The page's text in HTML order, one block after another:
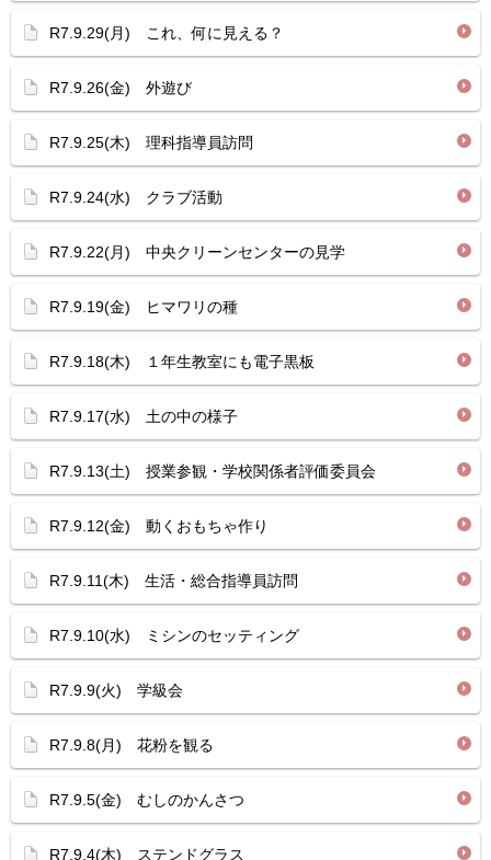
R7.9.29(月) これ、何に見える？
R7.9.26(金) 外遊び
R7.9.25(木) 理科指導員訪問
R7.9.24(水) クラブ活動
R7.9.22(月) 中央クリーンセンターの見学
R7.9.19(金) ヒマワリの種
R7.9.18(木) １年生教室にも電子黒板
R7.9.17(水) 土の中の様子
R7.9.13(土) 授業参観・学校関係者評価委員会
R7.9.12(金) 動くおもちゃ作り
R7.9.11(木) 生活・総合指導員訪問
R7.9.10(水) ミシンのセッティング
R7.9.9(火) 学級会
R7.9.8(月) 花粉を観る
R7.9.5(金) むしのかんさつ
R7.9.4(木) ステンドグラス